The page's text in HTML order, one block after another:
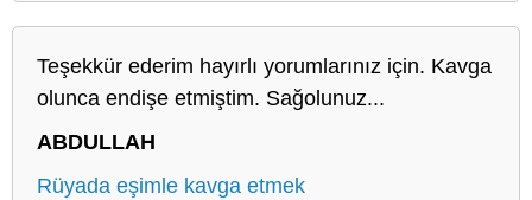
Teşekkür ederim hayırlı yorumlarınız için. Kavga
olunca endişe etmiştim. Sağolunuz...
ABDULLAH
Rüyada eşimle kavga etmek